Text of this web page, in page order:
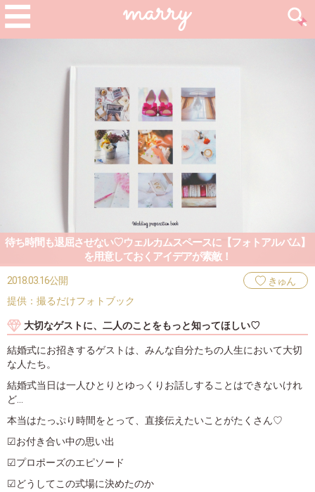
待ち時間も退屈させない♡ウェルカムスペースに【フォトアルバム】
を用意しておくアイデアが素敵！
2018.03.16公開
きゅん
提供：撮るだけフォトブック
大切なゲストに、二人のことをもっと知ってほしい♡
結婚式にお招きするゲストは、みんな自分たちの人生において大切
な人たち。
結婚式当日は一人ひとりとゆっくりお話しすることはできないけれ
ど…
本当はたっぷり時間をとって、直接伝えたいことがたくさん♡
☑お付き合い中の思い出
☑プロポーズのエピソード
☑どうしてこの式場に決めたのか